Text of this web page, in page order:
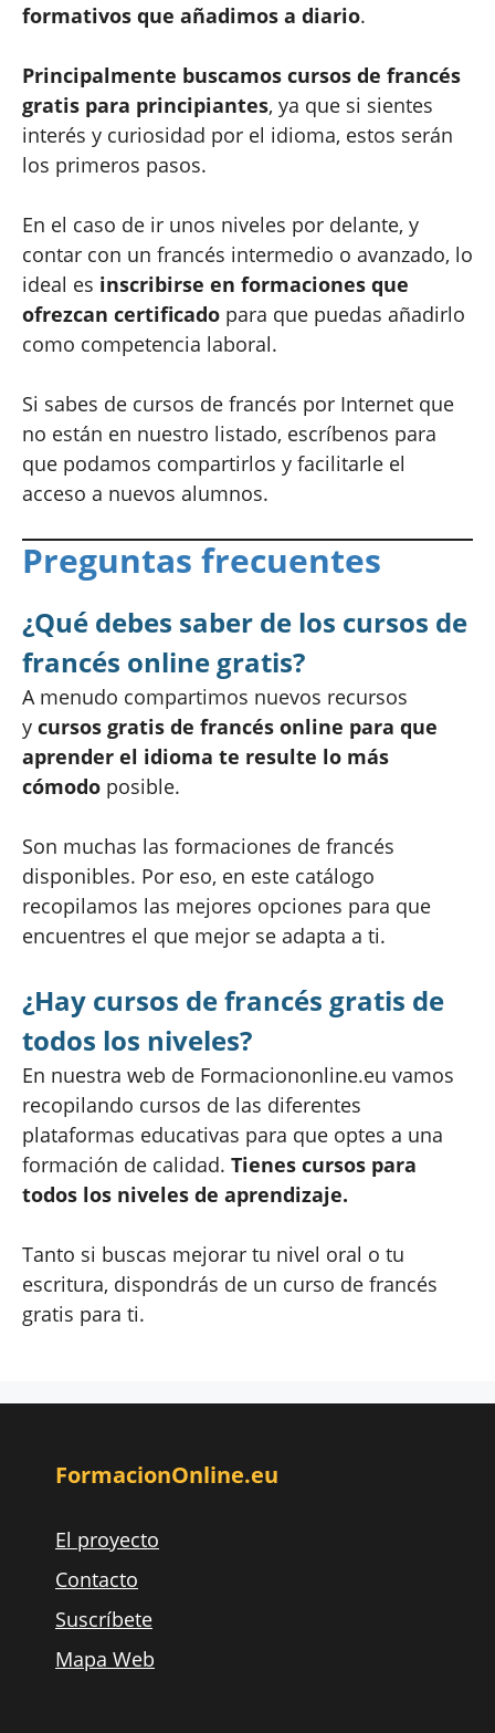
formativos que añadimos a diario.
Principalmente buscamos cursos de francés
gratis para principiantes, ya que si sientes
interés y curiosidad por el idioma, estos serán
los primeros pasos.
En el caso de ir unos niveles por delante, y
contar con un francés intermedio o avanzado, lo
ideal es inscribirse en formaciones que
ofrezcan certificado para que puedas añadirlo
como competencia laboral.
Si sabes de cursos de francés por Internet que
no están en nuestro listado, escríbenos para
que podamos compartirlos y facilitarle el
acceso a nuevos alumnos.
Preguntas frecuentes
¿Qué debes saber de los cursos de
francés online gratis?
A menudo compartimos nuevos recursos
y cursos gratis de francés online para que
aprender el idioma te resulte lo más
cómodo posible.
Son muchas las formaciones de francés
disponibles. Por eso, en este catálogo
recopilamos las mejores opciones para que
encuentres el que mejor se adapta a ti.
¿Hay cursos de francés gratis de
todos los niveles?
En nuestra web de Formaciononline.eu vamos
recopilando cursos de las diferentes
plataformas educativas para que optes a una
formación de calidad. Tienes cursos para
todos los niveles de aprendizaje.
Tanto si buscas mejorar tu nivel oral o tu
escritura, dispondrás de un curso de francés
gratis para ti.
FormacionOnline.eu
El proyecto
Contacto
Suscríbete
Mapa Web